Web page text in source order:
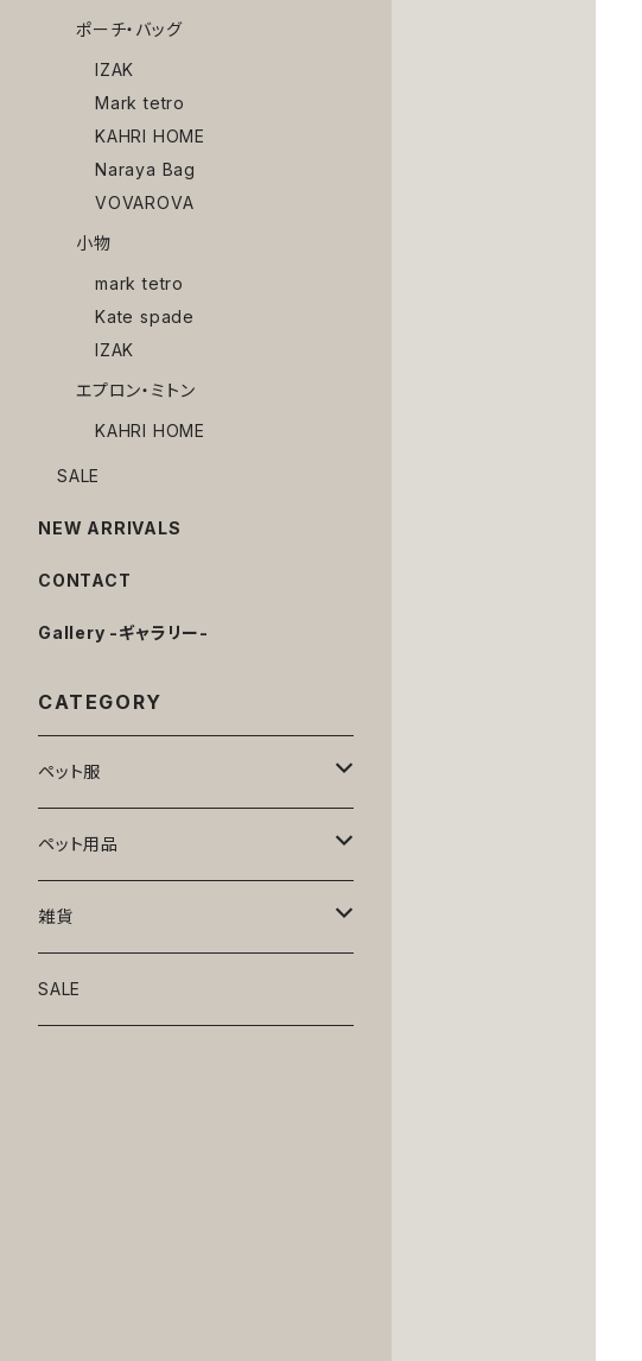
ポーチ・バッグ
IZAK
Mark tetro
KAHRI HOME
Naraya Bag
VOVAROVA
小物
mark tetro
Kate spade
IZAK
エプロン・ミトン
KAHRI HOME
SALE
NEW ARRIVALS
CONTACT
Gallery -ギャラリー-
CATEGORY
ペット服
トップス
ニット
アロハ
ボトムス
ワンピース
ペット用品
ベッド
リード・首輪
雑貨
アート
SALE